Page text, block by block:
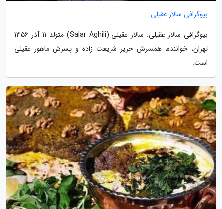
بیوگرافی سالار عقیلی
بیوگرافی سالار عقیلی: سالار عقیلی (Salar Aghili) متولد 11 آذر 1356
تهران، خواننده، همسرش حریر شریعت زاده و پسرش ماهور عقیلی
است.